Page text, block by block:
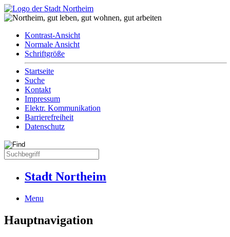
Kontrast-Ansicht
Normale Ansicht
Schriftgröße
Startseite
Suche
Kontakt
Impressum
Elektr. Kommunikation
Barrierefreiheit
Datenschutz
Stadt Northeim
Menu
Hauptnavigation